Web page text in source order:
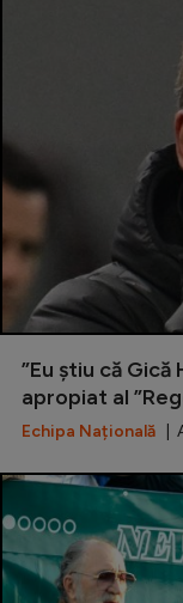
”Eu știu că
apropiat al
Echipa Națională |